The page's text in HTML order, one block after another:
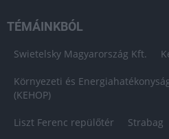
TÉMÁINKBÓL
Swietelsky Magyarország Kft.
Környezeti és
(KEHOP)
Liszt Ferenc repülőtér Strabag